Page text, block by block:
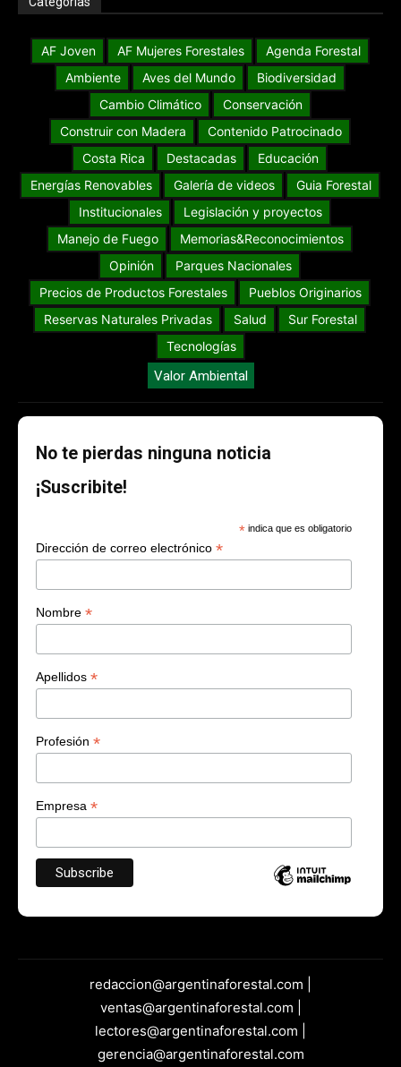
AF Joven AF Mujeres Forestales
Agenda Forestal
Ambiente
Aves del Mundo
Biodiversidad
Cambio Climático
Conservación
Construir con Madera
Contenido Patrocinado
Costa Rica
Destacadas
Educación
Energías Renovables
Galería de videos
Guia Forestal
Institucionales
Legislación y proyectos
Manejo de Fuego
Memorias&Reconocimientos
Opinión
Parques Nacionales
Precios de Productos Forestales
Pueblos Originarios
Reservas Naturales Privadas
Salud
Sur Forestal
Tecnologías
Valor Ambiental
No te pierdas ninguna noticia
¡Suscribite!
* indica que es obligatorio
Dirección de correo electrónico *
Nombre *
Apellidos *
Profesión *
Empresa *
redaccion@argentinaforestal.com |
ventas@argentinaforestal.com |
lectores@argentinaforestal.com |
gerencia@argentinaforestal.com